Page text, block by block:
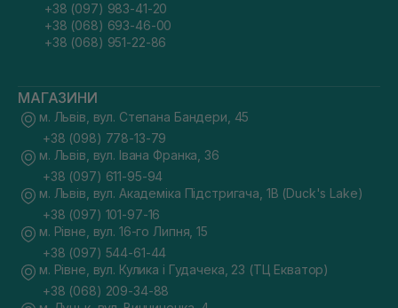
+38 (097) 983-41-20
+38 (068) 693-46-00
+38 (068) 951-22-86
МАГАЗИНИ
м. Львів, вул. Степана Бандери, 45
+38 (098) 778-13-79
м. Львів, вул. Івана Франка, 36
+38 (097) 611-95-94
м. Львів, вул. Академіка Підстригача, 1В (Duck's Lake)
+38 (097) 101-97-16
м. Рівне, вул. 16-го Липня, 15
+38 (097) 544-61-44
м. Рівне, вул. Кулика і Гудачека, 23 (ТЦ Екватор)
+38 (068) 209-34-88